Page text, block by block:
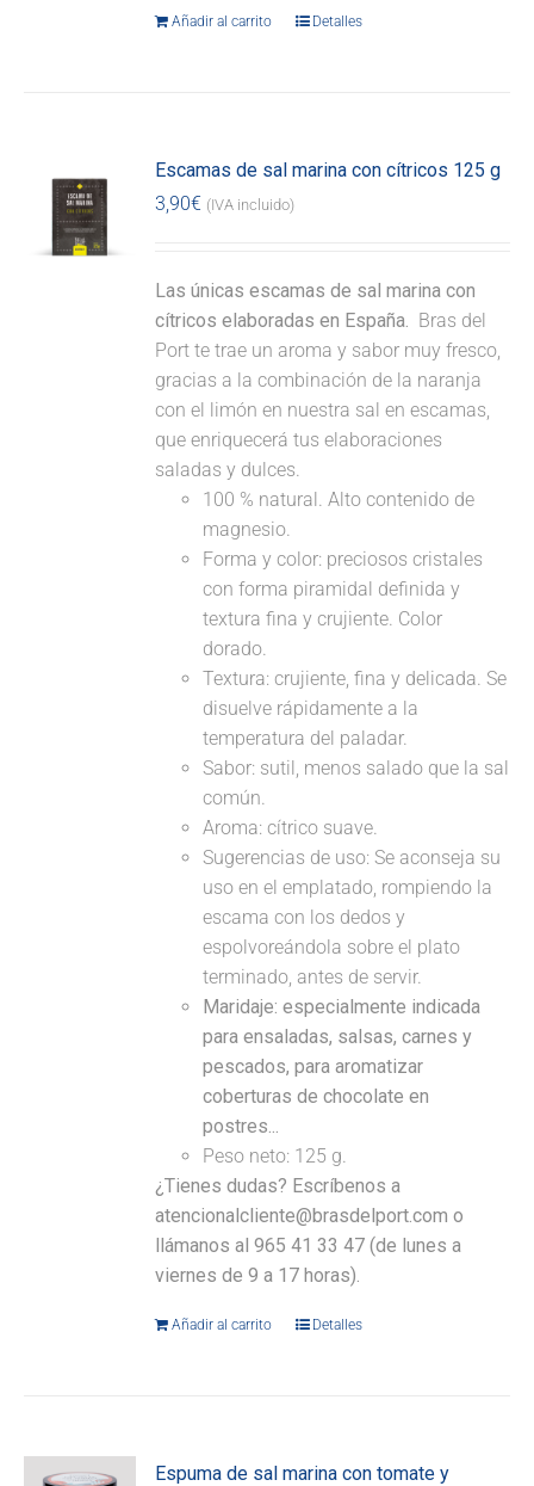
Añadir al carrito Detalles
Escamas de sal marina con cítricos 125 g
3,90€ (IVA incluido)
Las únicas escamas de sal marina con
cítricos elaboradas en España. Bras del
Port te trae un aroma y sabor muy fresco,
gracias a la combinación de la naranja
con el limón en nuestra sal en escamas,
que enriquecerá tus elaboraciones
saladas y dulces.
100 % natural. Alto contenido de
magnesio.
Forma y color: preciosos cristales
con forma piramidal definida y
textura fina y crujiente. Color
dorado.
Textura: crujiente, fina y delicada. Se
disuelve rápidamente a la
temperatura del paladar.
Sabor: sutil, menos salado que la sal
común.
Aroma: cítrico suave.
Sugerencias de uso: Se aconseja su
uso en el emplatado, rompiendo la
escama con los dedos y
espolvoreándola sobre el plato
terminado, antes de servir.
Maridaje: especialmente indicada
para ensaladas, salsas, carnes y
pescados, para aromatizar
coberturas de chocolate en
postres...
Peso neto: 125 g.
¿Tienes dudas? Escríbenos a
atencionalcliente@brasdelport.com o
llámanos al 965 41 33 47 (de lunes a
viernes de 9 a 17 horas).
Añadir al carrito Detalles
Espuma de sal marina con tomate y